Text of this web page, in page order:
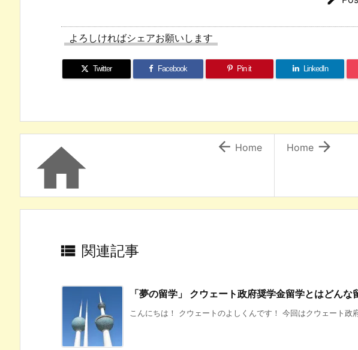
よろしければシェアお願いします
Twitter Facebook Pin it LinkedIn

Home
  Home
 関連記事
「夢の留学」 クウェート政府奨学金留学とはどんな
こんにちは！ クウェートのよしくんです！ 今回はクウェート政